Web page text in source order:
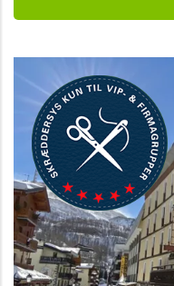
Bestil på tlf. 7023
1819